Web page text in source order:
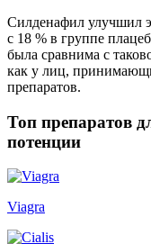
Силденафил улучшил
с 18 % в группе
была сравнима с
как у лиц,
препаратов.
Топ препаратов
потенции
Viagra